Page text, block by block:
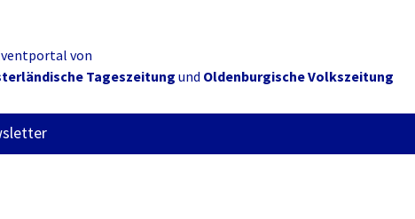
von
Tageszeitung und Oldenburgische Volkszeitung